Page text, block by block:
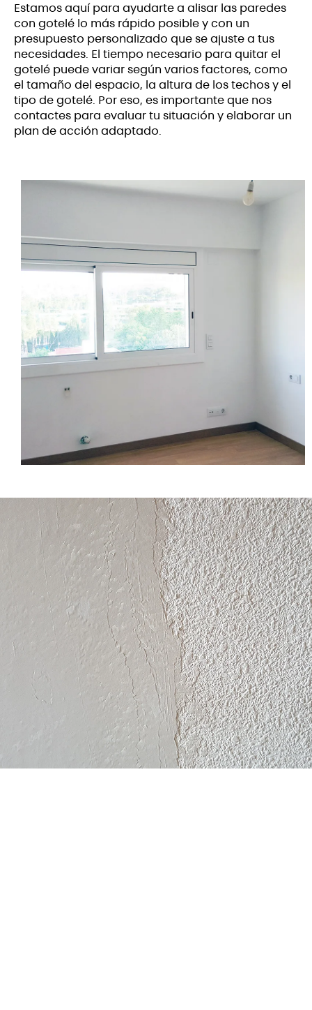
Estamos aquí para ayudarte a alisar las paredes
con gotelé lo más rápido posible y con un
presupuesto personalizado que se ajuste a tus
necesidades. El tiempo necesario para quitar el
gotelé puede variar según varios factores, como
el tamaño del espacio, la altura de los techos y el
tipo de gotelé. Por eso, es importante que nos
contactes para evaluar tu situación y elaborar un
plan de acción adaptado.